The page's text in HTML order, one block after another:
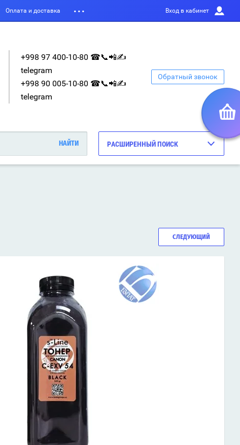
Оплата и доставка Вход в кабинет
+998 97 400-10-80 ☎📞📲✍
telegram
+998 90 005-10-80 ☎📞📲✍
telegram
Обратный звонок
РАСШИРЕННЫЙ ПОИСК
СЛЕДУЮЩИЙ